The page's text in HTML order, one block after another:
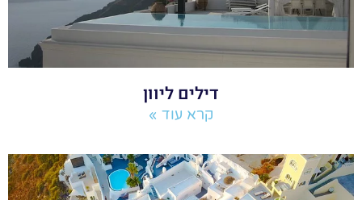
דילים ליוון
קרא עוד »